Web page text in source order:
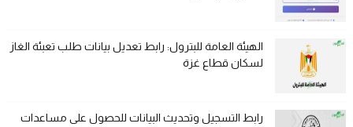
الهيئة العامة للبترول: رابط تعديل بيانات طلب تعبئة الغاز
لسكان قطاع غزة
رابط التسجيل وتحديث البيانات للحصول على مساعدات